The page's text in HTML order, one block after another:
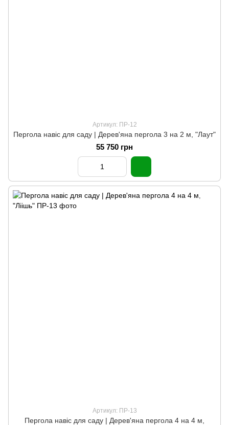
Артикул: ПР-12
Пергола навіс для саду | Дерев'яна пергола 3 на 2 м, "Лаут"
55 750 грн
Артикул: ПР-13
Пергола навіс для саду | Дерев'яна пергола 4 на 4 м,